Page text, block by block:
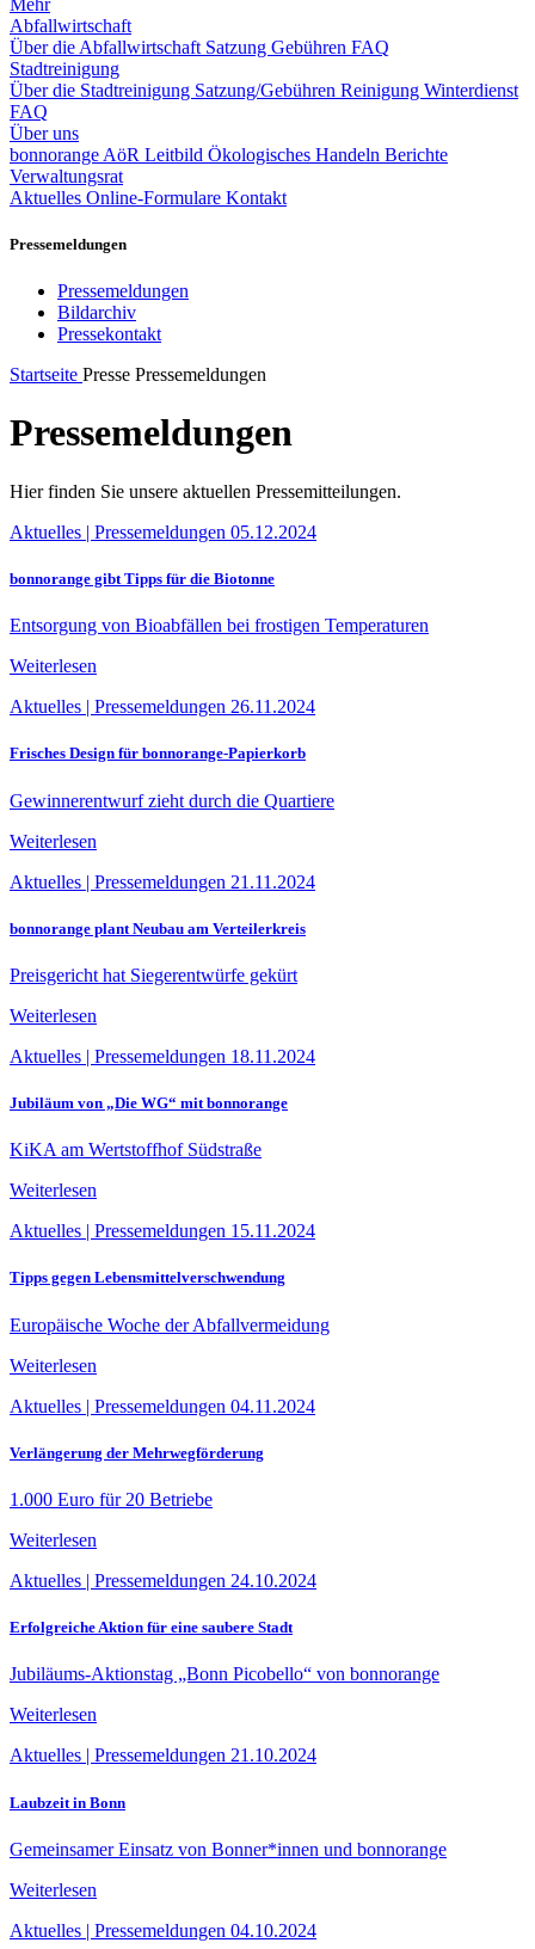
Abfallwirtschaft
Über die Abfallwirtschaft Satzung Gebühren FAQ
Stadtreinigung
Über die Stadtreinigung Satzung/Gebühren Reinigung Winterdienst
FAQ
Über uns
bonnorange AöR Leitbild Ökologisches Handeln Berichte
Verwaltungsrat
Aktuelles Online-Formulare Kontakt
Pressemeldungen
Pressemeldungen
Bildarchiv
Pressekontakt
Startseite Presse Pressemeldungen
Pressemeldungen
Hier finden Sie unsere aktuellen Pressemitteilungen.
Aktuelles | Pressemeldungen 05.12.2024
bonnorange gibt Tipps für die Biotonne
Entsorgung von Bioabfällen bei frostigen Temperaturen
Weiterlesen
Aktuelles | Pressemeldungen 26.11.2024
Frisches Design für bonnorange-Papierkorb
Gewinnerentwurf zieht durch die Quartiere
Weiterlesen
Aktuelles | Pressemeldungen 21.11.2024
bonnorange plant Neubau am Verteilerkreis
Preisgericht hat Siegerentwürfe gekürt
Weiterlesen
Aktuelles | Pressemeldungen 18.11.2024
Jubiläum von „Die WG“ mit bonnorange
KiKA am Wertstoffhof Südstraße
Weiterlesen
Aktuelles | Pressemeldungen 15.11.2024
Tipps gegen Lebensmittelverschwendung
Europäische Woche der Abfallvermeidung
Weiterlesen
Aktuelles | Pressemeldungen 04.11.2024
Verlängerung der Mehrwegförderung
1.000 Euro für 20 Betriebe
Weiterlesen
Aktuelles | Pressemeldungen 24.10.2024
Erfolgreiche Aktion für eine saubere Stadt
Jubiläums-Aktionstag „Bonn Picobello“ von bonnorange
Weiterlesen
Aktuelles | Pressemeldungen 21.10.2024
Laubzeit in Bonn
Gemeinsamer Einsatz von Bonner*innen und bonnorange
Weiterlesen
Aktuelles | Pressemeldungen 04.10.2024